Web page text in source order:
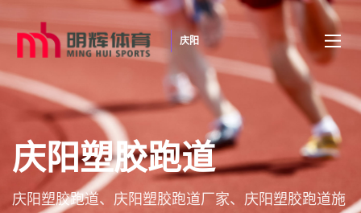
庆阳
庆阳塑胶跑道
庆阳塑胶跑道、庆阳塑胶跑道厂家、庆阳塑胶跑道施